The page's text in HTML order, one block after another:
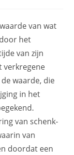
van wat
het
van zijn
verkregene
waarde, die
in het
van schenk-
van
doordat een